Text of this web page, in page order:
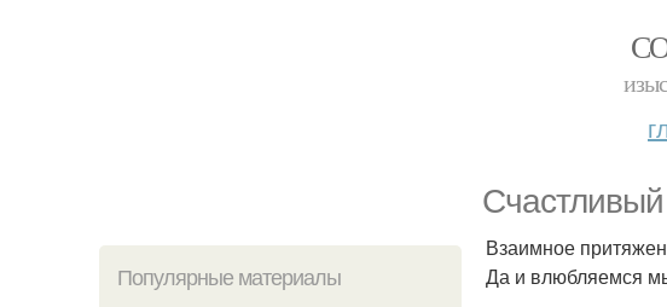
Счастливый
Популярные материалы
Взаимное
Да и влюбляемся